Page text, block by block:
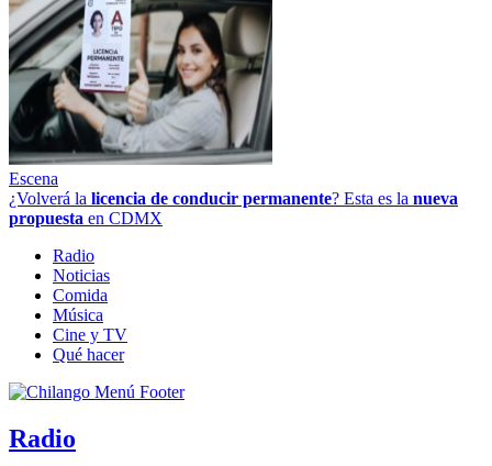
Escena
¿Volverá la licencia de conducir permanente? Esta es la nueva
propuesta en CDMX
Radio
Noticias
Comida
Música
Cine y TV
Qué hacer
Radio